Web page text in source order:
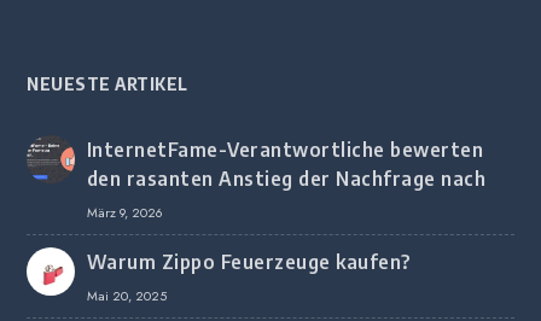
NEUESTE ARTIKEL
InternetFame-Verantwortliche bewerten
den rasanten Anstieg der Nachfrage nach
digitalem Marketing bei deutschen
Unternehmen
März 9, 2026
Warum Zippo Feuerzeuge kaufen?
Mai 20, 2025